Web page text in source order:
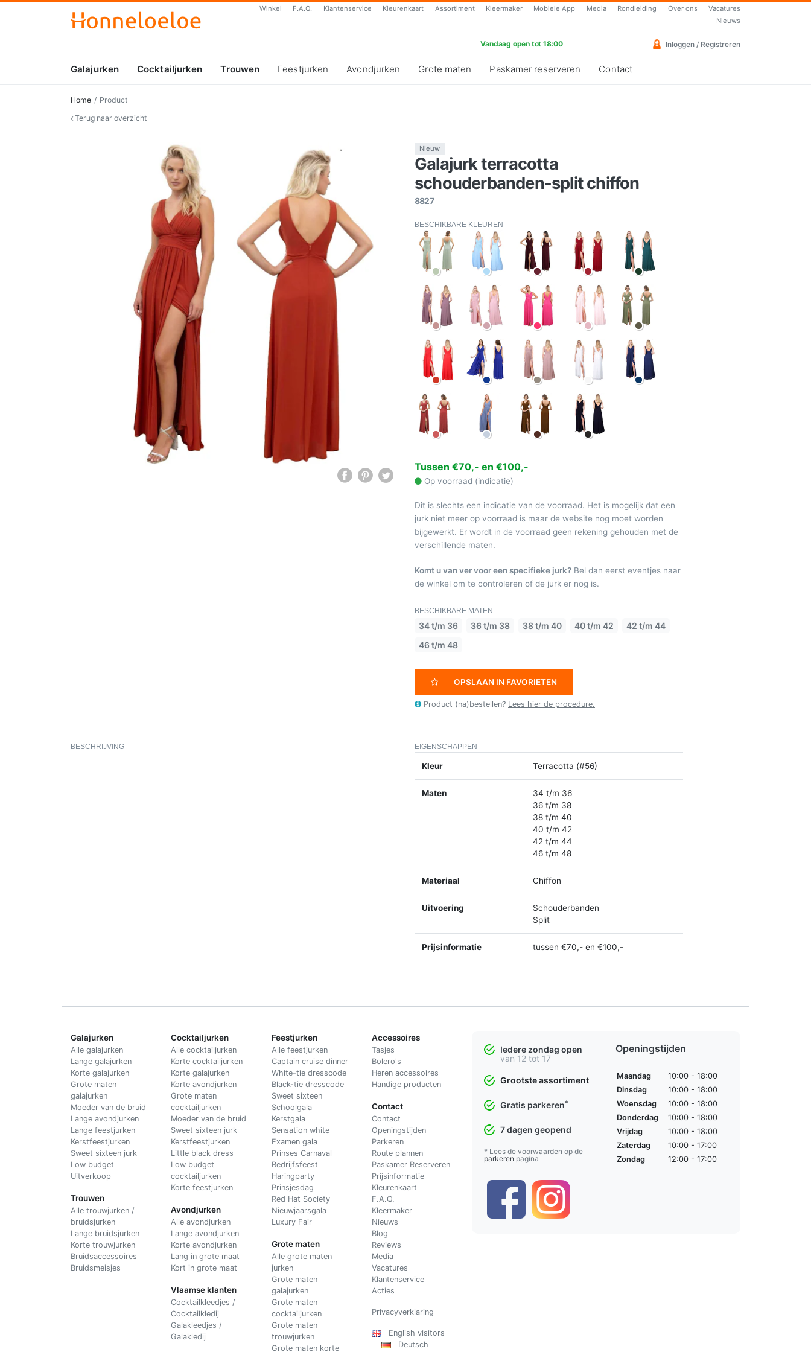
Winkel F.A.Q. Klantenservice Kleurenkaart Assortiment Kleermaker Mobiele App Media Rondleiding Over ons
Vacatures
Nieuws
Vandaag open tot 18:00 Inloggen / Registreren
Galajurken Cocktailjurken Trouwen Feestjurken Avondjurken Grote maten Paskamer reserveren Contact
Home
Product
Terug naar overzicht
Nieuw
Galajurk terracotta
schouderbanden-split chiffon
8827
BESCHIKBARE KLEUREN
Tussen €70,- en €100,-
Op voorraad (indicatie)
Dit is slechts een indicatie van de voorraad. Het is mogelijk dat een
jurk niet meer op voorraad is maar de website nog moet worden
bijgewerkt. Er wordt in de voorraad geen rekening gehouden met de
verschillende maten.
Komt u van ver voor een specifieke jurk? Bel dan eerst eventjes naar
de winkel om te controleren of de jurk er nog is.
BESCHIKBARE MATEN
34 t/m 36 36 t/m 38 38 t/m 40 40 t/m 42
42 t/m 44
46 t/m 48
OPSLAAN IN FAVORIETEN
Product (na)bestellen? Lees hier de procedure.
BESCHRIJVING EIGENSCHAPPEN
Kleur Terracotta (#56)
Maten
34 t/m 36
36 t/m 38
38 t/m 40
40 t/m 42
42 t/m 44
46 t/m 48
Materiaal Chiffon
Uitvoering
Schouderbanden
Split
Prijsinformatie tussen €70,- en €100,-
Galajurken
Alle galajurken
Lange galajurken
Korte galajurken
Grote maten
galajurken
Moeder van de bruid
Lange avondjurken
Lange feestjurken
Kerstfeestjurken
Sweet sixteen jurk
Low budget
Uitverkoop
Trouwen
Alle trouwjurken /
bruidsjurken
Lange bruidsjurken
Korte trouwjurken
Bruidsaccessoires
Bruidsmeisjes
Cocktailjurken
Alle cocktailjurken
Korte cocktailjurken
Korte galajurken
Korte avondjurken
Grote maten
cocktailjurken
Moeder van de bruid
Sweet sixteen jurk
Kerstfeestjurken
Little black dress
Low budget
cocktailjurken
Korte feestjurken
Avondjurken
Alle avondjurken
Lange avondjurken
Korte avondjurken
Lang in grote maat
Kort in grote maat
Vlaamse klanten
Cocktailkleedjes /
Cocktailkledij
Galakleedjes /
Galakledij
Feestjurken
Alle feestjurken
Captain cruise dinner
White-tie dresscode
Black-tie dresscode
Sweet sixteen
Schoolgala
Kerstgala
Sensation white
Examen gala
Prinses Carnaval
Bedrijfsfeest
Haringparty
Prinsjesdag
Red Hat Society
Nieuwjaarsgala
Luxury Fair
Grote maten
Alle grote maten
jurken
Grote maten
galajurken
Grote maten
cocktailjurken
Grote maten
trouwjurken
Grote maten korte
Accessoires
Tasjes
Bolero's
Heren accessoires
Handige producten
Contact
Contact
Openingstijden
Parkeren
Route plannen
Paskamer Reserveren
Prijsinformatie
Kleurenkaart
F.A.Q.
Kleermaker
Nieuws
Blog
Reviews
Media
Vacatures
Klantenservice
Acties
Privacyverklaring
English visitors
Deutsch
Iedere zondag open
van 12 tot 17
Grootste assortiment
Gratis parkeren*
7 dagen geopend
* Lees de voorwaarden op de
parkeren pagina
Openingstijden
Maandag
10:00 - 18:00
Dinsdag
10:00 - 18:00
Woensdag
10:00 - 18:00
Donderdag
10:00 - 18:00
Vrijdag
10:00 - 18:00
Zaterdag
10:00 - 17:00
Zondag
12:00 - 17:00